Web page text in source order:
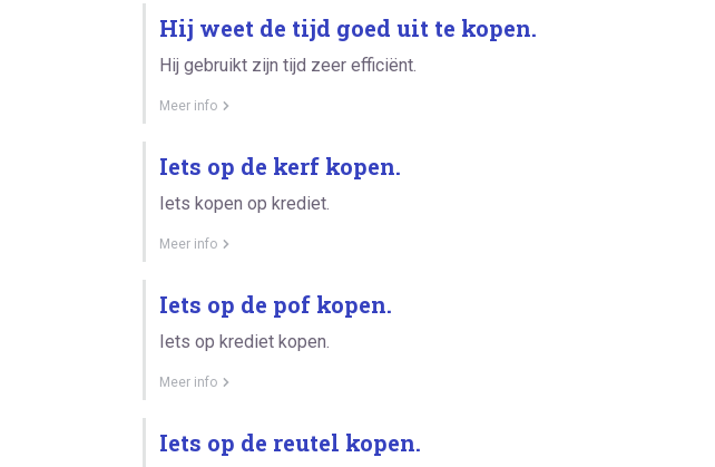
Hij weet de tijd goed uit te kopen.
Hij gebruikt zijn tijd zeer efficiënt.
Meer info
Iets op de kerf kopen.
Iets kopen op krediet.
Meer info
Iets op de pof kopen.
Iets op krediet kopen.
Meer info
Iets op de reutel kopen.